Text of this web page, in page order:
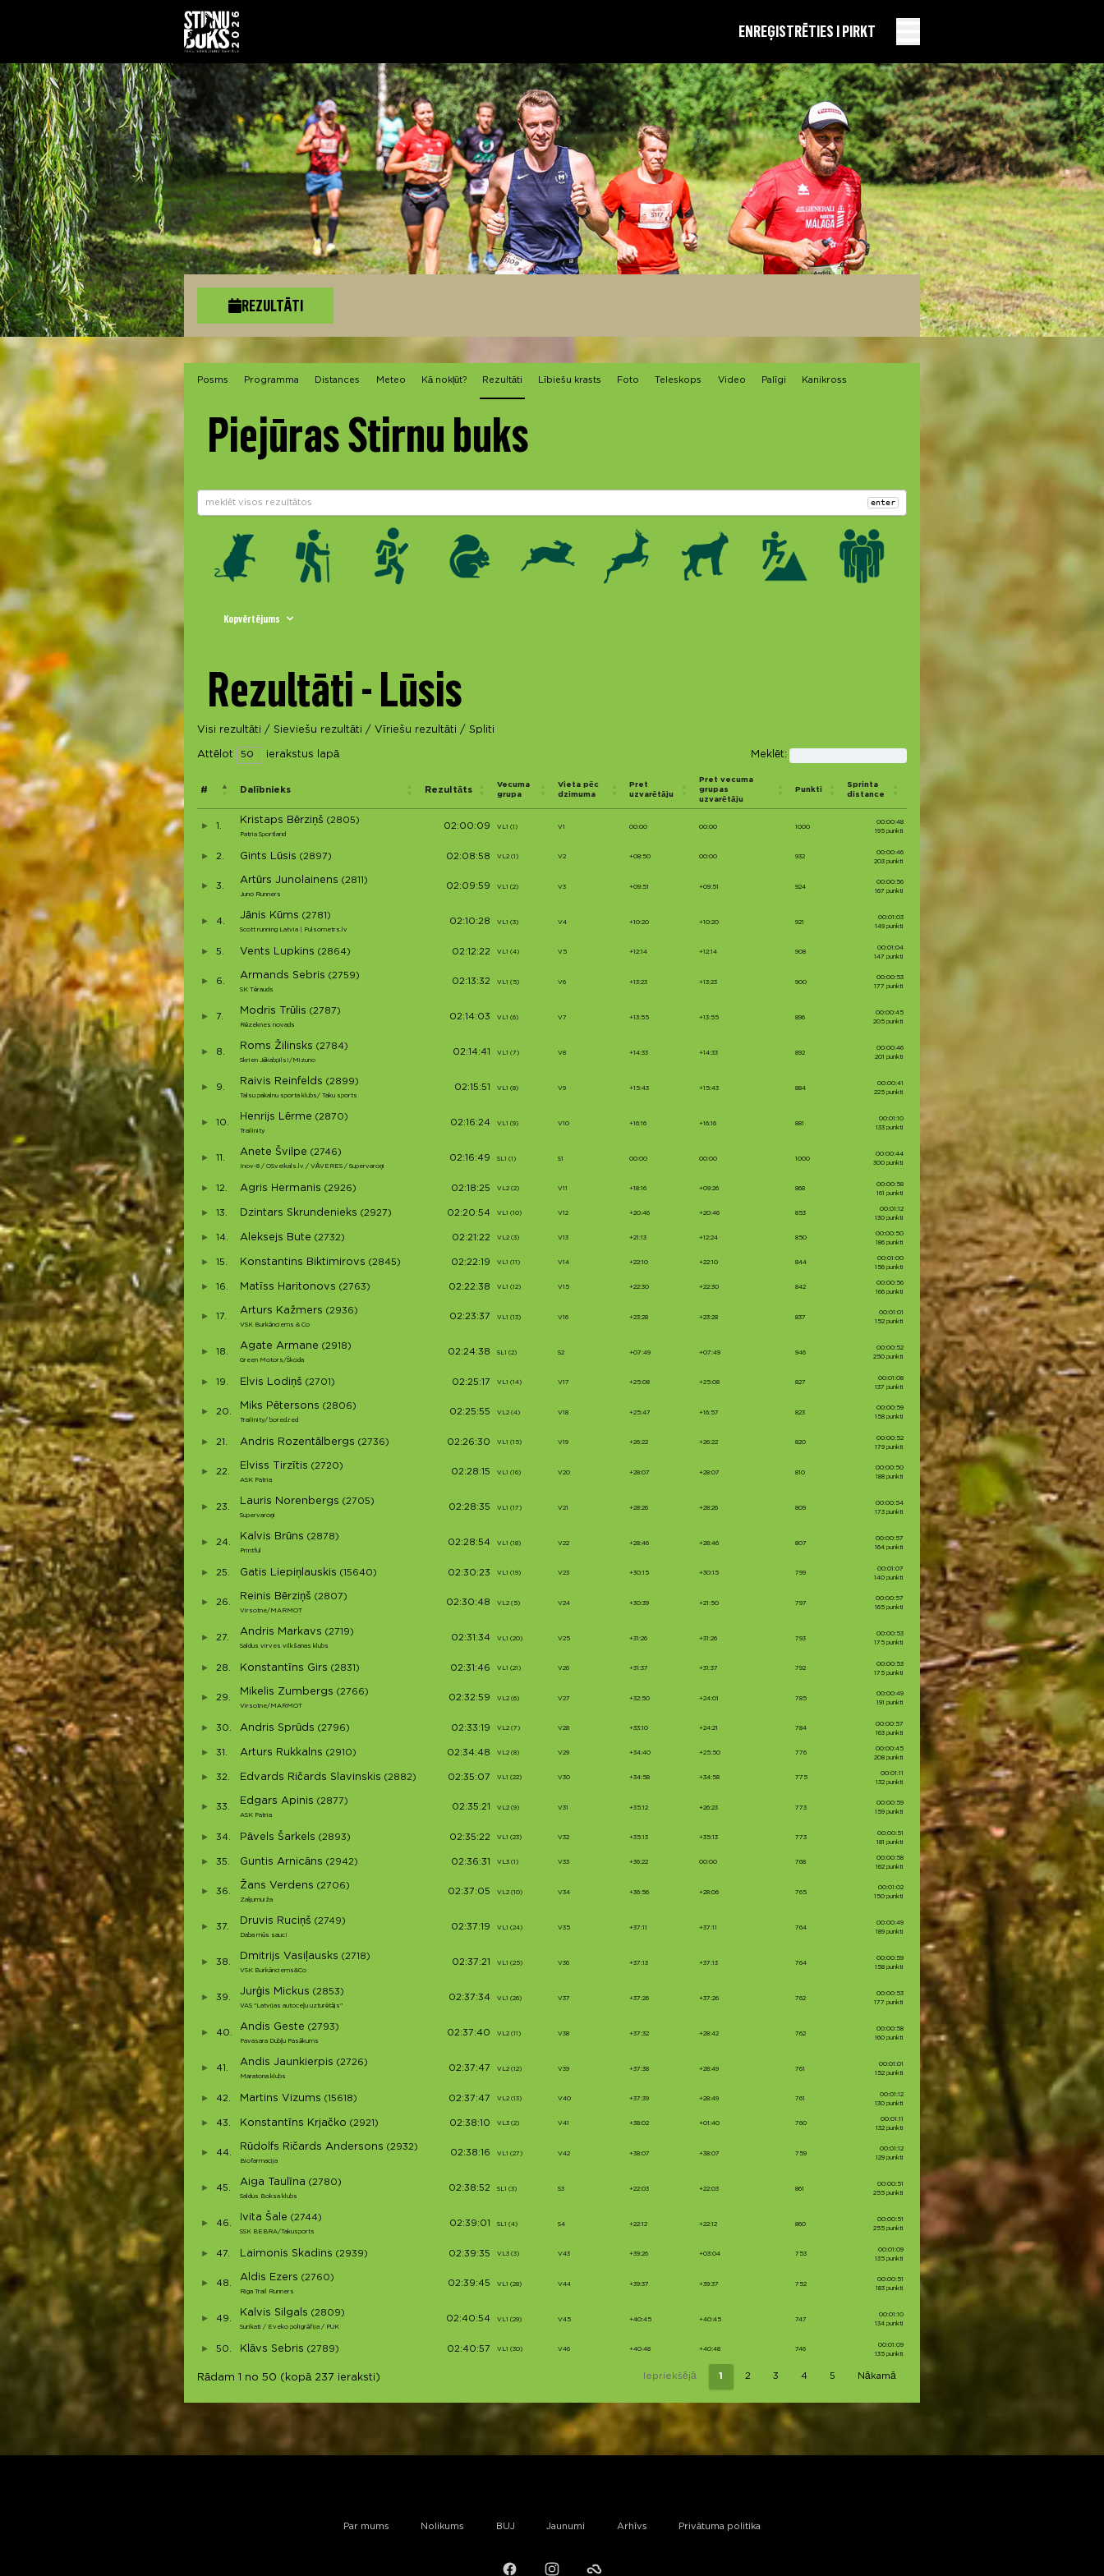
ENREĢISTRĒTIES I PIRKT
REZULTĀTI
Posms Programma Distances Meteo Kā nokļūt? Rezultāti Lībiešu krasts Foto Teleskops Video Palīgi Kanikross
Piejūras Stirnu buks
enter
Kopvērtējums
Rezultāti - Lūsis
Visi rezultāti / Sieviešu rezultāti / Vīriešu rezultāti / Spliti
Attēlot ierakstus lapā Meklēt:
# Dalībnieks Rezultāts
Vecuma
grupa
Vieta pēc
dzimuma
Pret
uzvarētāju
Pret vecuma
grupas
uzvarētāju
Punkti
Sprinta
distance
1.
Kristaps Bērziņš (2805)
Patria Sportland
02:00:09 VL1 (1) V1 00:00 00:00 1000
00:00:48
195 punkti
2. Gints Lūsis (2897) 02:08:58 VL2 (1) V2 +08:50 00:00 932
00:00:46
203 punkti
3.
Artūrs Junolainens (2811)
Juno Runners
02:09:59 VL1 (2) V3 +09:51 +09:51 924
00:00:56
167 punkti
4.
Jānis Kūms (2781)
Scott running Latvia | Pulsometrs.lv
02:10:28 VL1 (3) V4 +10:20 +10:20 921
00:01:03
149 punkti
5. Vents Lupkins (2864) 02:12:22 VL1 (4) V5 +12:14 +12:14 908
00:01:04
147 punkti
6.
Armands Sebris (2759)
SK Tērauds
02:13:32 VL1 (5) V6 +13:23 +13:23 900
00:00:53
177 punkti
7.
Modris Trūlis (2787)
Rēzeknes novads
02:14:03 VL1 (6) V7 +13:55 +13:55 896
00:00:45
205 punkti
8.
Roms Žilinsks (2784)
Skrien Jēkabpils!/Mizuno
02:14:41 VL1 (7) V8 +14:33 +14:33 892
00:00:46
201 punkti
9.
Raivis Reinfelds (2899)
Talsu pakalnu sporta klubs/ Taku sports
02:15:51 VL1 (8) V9 +15:43 +15:43 884
00:00:41
225 punkti
10.
Henrijs Lērme (2870)
Trailinity
02:16:24 VL1 (9) V10 +16:16 +16:16 881
00:01:10
133 punkti
11.
Anete Švilpe (2746)
Inov-8 / OSveikals.lv / VĀVERES / Supervaroņi
02:16:49 SL1 (1) S1 00:00 00:00 1000
00:00:44
300 punkti
12. Agris Hermanis (2926) 02:18:25 VL2 (2) V11 +18:16 +09:26 868
00:00:58
161 punkti
13. Dzintars Skrundenieks (2927) 02:20:54 VL1 (10) V12 +20:46 +20:46 853
00:01:12
130 punkti
14. Aleksejs Bute (2732) 02:21:22 VL2 (3) V13 +21:13 +12:24 850
00:00:50
186 punkti
15. Konstantins Biktimirovs (2845) 02:22:19 VL1 (11) V14 +22:10 +22:10 844
00:01:00
156 punkti
16. Matīss Haritonovs (2763) 02:22:38 VL1 (12) V15 +22:30 +22:30 842
00:00:56
166 punkti
17.
Arturs Kažmers (2936)
VSK Burkānciems & Co
02:23:37 VL1 (13) V16 +23:28 +23:28 837
00:01:01
152 punkti
18.
Agate Armane (2918)
Green Motors/Škoda
02:24:38 SL1 (2) S2 +07:49 +07:49 946
00:00:52
250 punkti
19. Elvis Lodiņš (2701) 02:25:17 VL1 (14) V17 +25:08 +25:08 827
00:01:08
137 punkti
20.
Miks Pētersons (2806)
Trailinity/ bored.red
02:25:55 VL2 (4) V18 +25:47 +16:57 823
00:00:59
158 punkti
21. Andris Rozentālbergs (2736) 02:26:30 VL1 (15) V19 +26:22 +26:22 820
00:00:52
179 punkti
22.
Elviss Tirzītis (2720)
ASK Patria
02:28:15 VL1 (16) V20 +28:07 +28:07 810
00:00:50
188 punkti
23.
Lauris Norenbergs (2705)
Supervaroņi
02:28:35 VL1 (17) V21 +28:26 +28:26 809
00:00:54
173 punkti
24.
Kalvis Brūns (2878)
Printful
02:28:54 VL1 (18) V22 +28:46 +28:46 807
00:00:57
164 punkti
25. Gatis Liepiņlauskis (15640) 02:30:23 VL1 (19) V23 +30:15 +30:15 799
00:01:07
140 punkti
26.
Reinis Bērziņš (2807)
Virsotne/MARMOT
02:30:48 VL2 (5) V24 +30:39 +21:50 797
00:00:57
165 punkti
27.
Andris Markavs (2719)
Saldus virves vilkšanas klubs
02:31:34 VL1 (20) V25 +31:26 +31:26 793
00:00:53
175 punkti
28. Konstantīns Girs (2831) 02:31:46 VL1 (21) V26 +31:37 +31:37 792
00:00:53
175 punkti
29.
Mikelis Zumbergs (2766)
Virsotne/MARMOT
02:32:59 VL2 (6) V27 +32:50 +24:01 785
00:00:49
191 punkti
30. Andris Sprūds (2796) 02:33:19 VL2 (7) V28 +33:10 +24:21 784
00:00:57
163 punkti
31. Arturs Rukkalns (2910) 02:34:48 VL2 (8) V29 +34:40 +25:50 776
00:00:45
208 punkti
32. Edvards Ričards Slavinskis (2882) 02:35:07 VL1 (22) V30 +34:58 +34:58 775
00:01:11
132 punkti
33.
Edgars Apinis (2877)
ASK Patria
02:35:21 VL2 (9) V31 +35:12 +26:23 773
00:00:59
159 punkti
34. Pāvels Šarkels (2893) 02:35:22 VL1 (23) V32 +35:13 +35:13 773
00:00:51
181 punkti
35. Guntis Arnicāns (2942) 02:36:31 VL3 (1) V33 +36:22 00:00 768
00:00:58
162 punkti
36.
Žans Verdens (2706)
Zaķumuiža
02:37:05 VL2 (10) V34 +36:56 +28:06 765
00:01:02
150 punkti
37.
Druvis Ruciņš (2749)
Daba mūs sauc!
02:37:19 VL1 (24) V35 +37:11 +37:11 764
00:00:49
189 punkti
38.
Dmitrijs Vasiļausks (2718)
VSK Burkānciems&Co
02:37:21 VL1 (25) V36 +37:13 +37:13 764
00:00:59
158 punkti
39.
Jurģis Mickus (2853)
VAS "Latvijas autoceļu uzturētājs"
02:37:34 VL1 (26) V37 +37:26 +37:26 762
00:00:53
177 punkti
40.
Andis Geste (2793)
Pavasara Dubļu Pasākums
02:37:40 VL2 (11) V38 +37:32 +28:42 762
00:00:58
160 punkti
41.
Andis Jaunkierpis (2726)
Maratona klubs
02:37:47 VL2 (12) V39 +37:38 +28:49 761
00:01:01
152 punkti
42. Martins Vizums (15618) 02:37:47 VL2 (13) V40 +37:39 +28:49 761
00:01:12
130 punkti
43. Konstantīns Krjačko (2921) 02:38:10 VL3 (2) V41 +38:02 +01:40 760
00:01:11
132 punkti
44.
Rūdolfs Ričards Andersons (2932)
Biofarmacija
02:38:16 VL1 (27) V42 +38:07 +38:07 759
00:01:12
129 punkti
45.
Aiga Taulīna (2780)
Saldus Boksa klubs
02:38:52 SL1 (3) S3 +22:03 +22:03 861
00:00:51
255 punkti
46.
Ivita Šale (2744)
SSK BEBRA/Takusports
02:39:01 SL1 (4) S4 +22:12 +22:12 860
00:00:51
255 punkti
47. Laimonis Skadins (2939) 02:39:35 VL3 (3) V43 +39:26 +03:04 753
00:01:09
135 punkti
48.
Aldis Ezers (2760)
Riga Trail Runners
02:39:45 VL1 (28) V44 +39:37 +39:37 752
00:00:51
183 punkti
49.
Kalvis Silgals (2809)
Surikati / Eveko poligrāfija / PUK
02:40:54 VL1 (29) V45 +40:45 +40:45 747
00:01:10
134 punkti
50. Klāvs Sebris (2789) 02:40:57 VL1 (30) V46 +40:48 +40:48 746
00:01:09
135 punkti
Rādam 1 no 50 (kopā 237 ieraksti) Iepriekšējā 1 2 3 4 5 Nākamā
Par mums Nolikums BUJ Jaunumi Arhīvs Privātuma politika
FacebookInstagramFailiem.lv